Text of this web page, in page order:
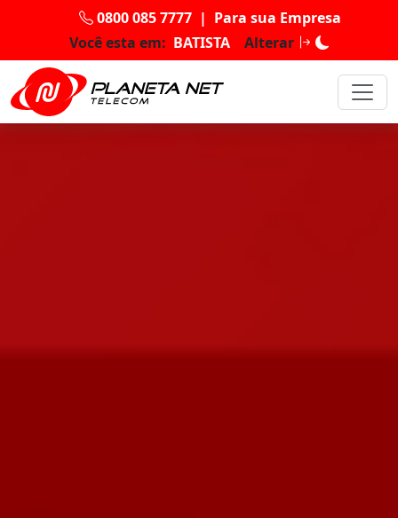
0800 085 7777 | Para sua Empresa
Você esta em: BATISTA Alterar